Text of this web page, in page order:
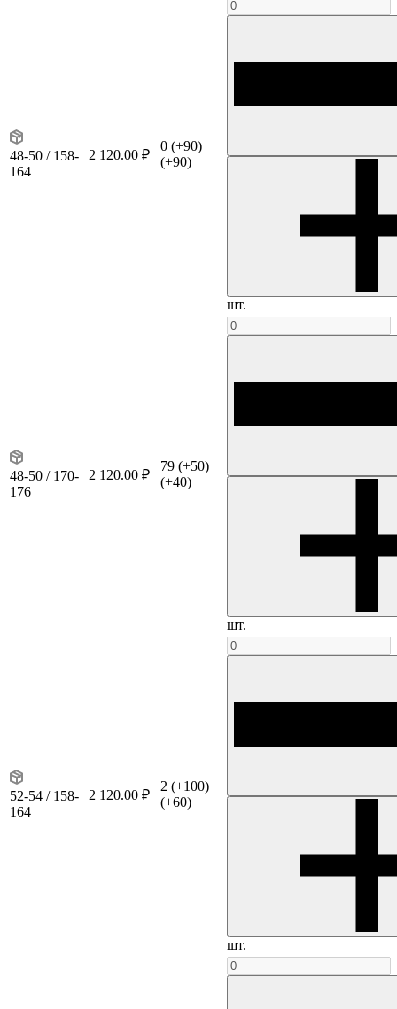
48-50 / 158-
164
2 120.00 ₽
0 (+90)
(+90)
шт.
48-50 / 170-
176
2 120.00 ₽
79 (+50)
(+40)
шт.
52-54 / 158-
164
2 120.00 ₽
2 (+100)
(+60)
шт.